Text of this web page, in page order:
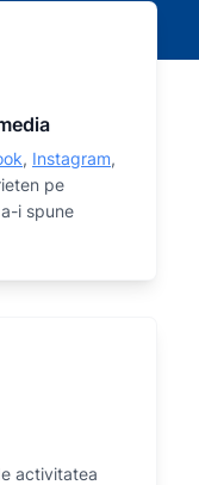
, Instagram,
pe
i spune
activitatea